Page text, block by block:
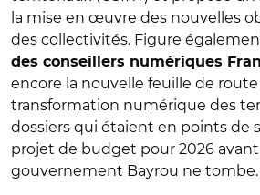
la mise en œuvre des nouvelles
des collectivités. Figure
des conseillers numériques
encore la nouvelle feuille de route
transformation numérique des
dossiers qui étaient en points de
projet de budget pour 2026
gouvernement Bayrou ne tombe.